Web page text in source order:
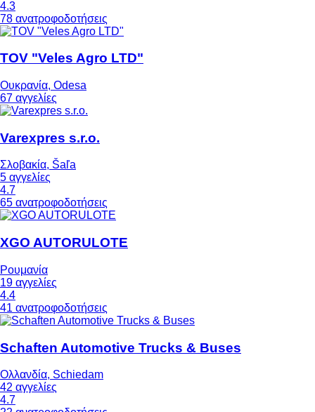
4.3
78 ανατροφοδοτήσεις
TOV "Veles Agro LTD"
Ουκρανία, Odesa
67 αγγελίες
Varexpres s.r.o.
Σλοβακία, Šaľa
5 αγγελίες
4.7
65 ανατροφοδοτήσεις
XGO AUTORULOTE
Ρουμανία
19 αγγελίες
4.4
41 ανατροφοδοτήσεις
Schaften Automotive Trucks & Buses
Ολλανδία, Schiedam
42 αγγελίες
4.7